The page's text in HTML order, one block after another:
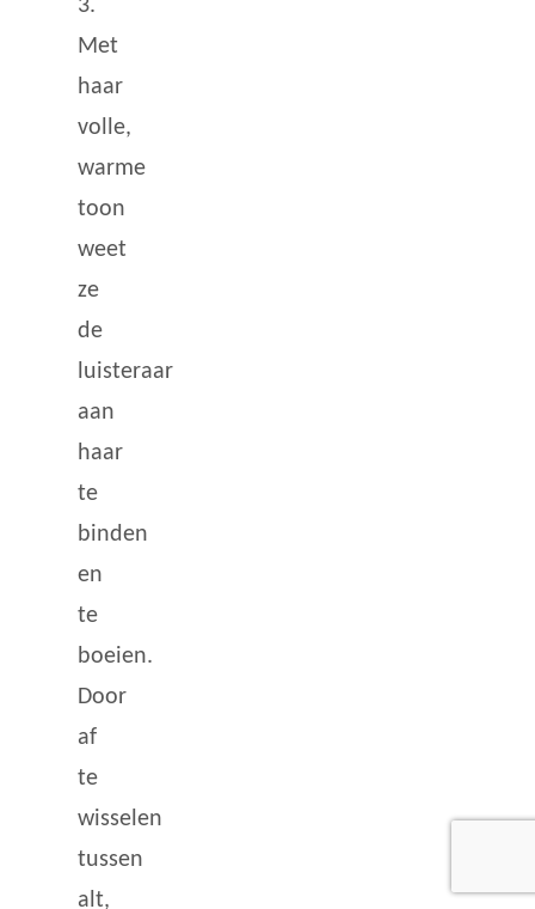
3.
Met
haar
volle,
warme
toon
weet
ze
de
luisteraar
aan
haar
te
binden
en
te
boeien.
Door
af
te
wisselen
tussen
alt,